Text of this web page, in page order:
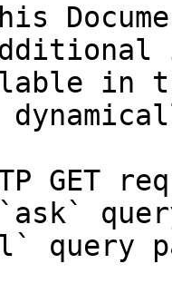
in
GET
query